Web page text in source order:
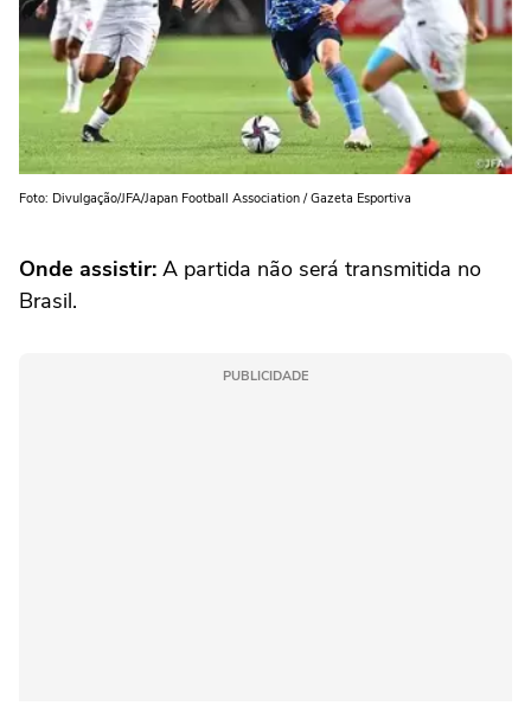
Foto: Divulgação/JFA/Japan Football Association / Gazeta Esportiva
Onde assistir: A partida não será transmitida no
Brasil.
PUBLICIDADE